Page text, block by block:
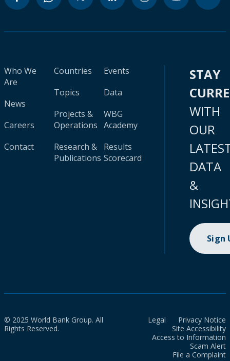
Who We
Are
News
Careers
Contact
Countries
Topics
Projects &
Operations
Research &
Publications
Events
Data
WBG
Academy
Results
Scorecard
STAY
WITH
OUR
DATA
&
Sign
© 2025 World Bank Group. All
Rights Reserved.
Legal
Privacy Notice
Site Accessibility
Access to Information
Scam Alert
File a Complaint